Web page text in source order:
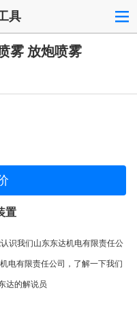
具
雾 放炮喷雾
置
识我们山东东达机电有限责任公
电有限责任公司，了解一下我们
达的解说员